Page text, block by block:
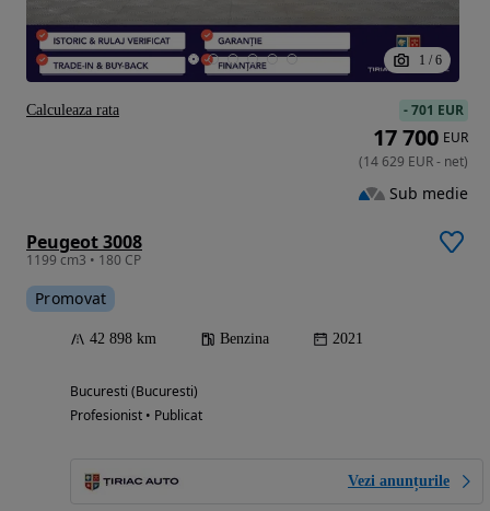
1 / 6
Peugeot 3008
1199 cm3 • 180 CP
Promovat
42 898 km Benzina 2021
Bucuresti (Bucuresti)
Profesionist • Publicat
Vezi anunțurile
-701 EUR
17 700 EUR
(14 629 EUR- net)
Sub medie
Calculeaza rata